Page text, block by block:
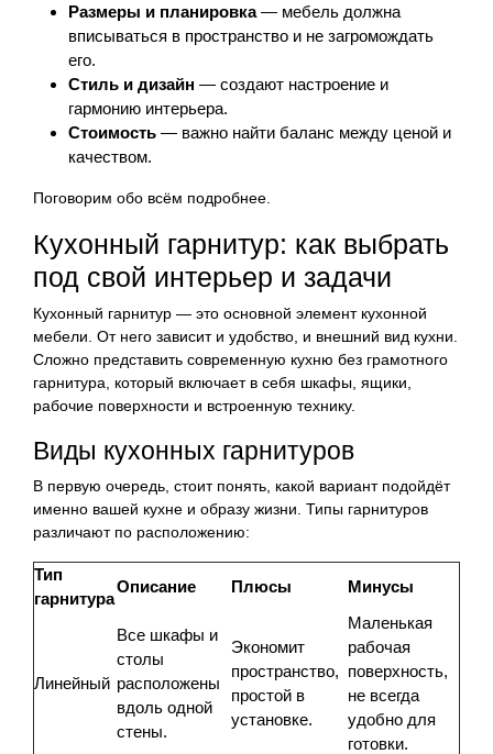
Размеры и планировка— мебель должна
вписываться в пространство и не загромождать
его.
Стиль и дизайн — создают настроение и
гармонию интерьера.
Стоимость — важно найти баланс между ценой и
качеством.
Поговорим обо всём подробнее.
Кухонный гарнитур: как выбрать
под свой интерьер и задачи
Кухонный гарнитур — это основной элемент кухонной
мебели. От него зависит и удобство, и внешний вид кухни.
Сложно представить современную кухню без грамотного
гарнитура, который включает в себя шкафы, ящики,
рабочие поверхности и встроенную технику.
Виды кухонных гарнитуров
В первую очередь, стоит понять, какой вариант подойдёт
именно вашей кухне и образу жизни. Типы гарнитуров
различают по расположению:
Тип
гарнитура
Описание Плюсы Минусы
Линейный
Все шкафы и
столы
расположены
вдоль одной
стены.
Экономит
пространство,
простой в
установке.
Маленькая
рабочая
поверхность,
не всегда
удобно для
готовки.